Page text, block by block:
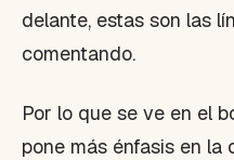
delante, estas son las
comentando.
Por lo que se ve en el
pone más énfasis en